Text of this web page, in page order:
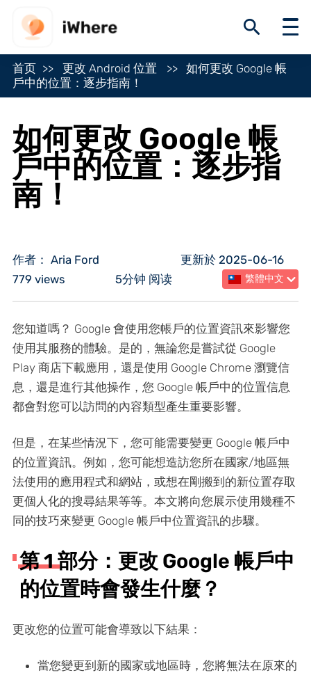
首页 更改 Android 位置
如何更改 Google 帳
戶中的位置：逐步指南！
如何更改 Google 帳
戶中的位置：逐步指
南！
作者： Aria Ford
更新於 2025-06-16
779 views
5分钟 阅读 繁體中文
您知道嗎？ Google 會使用您帳戶的位置資訊來影響您
使用其服務的體驗。是的，無論您是嘗試從 Google
Play 商店下載應用，還是使用 Google Chrome 瀏覽信
息，還是進行其他操作，您 Google 帳戶中的位置信息
都會對您可以訪問的內容類型產生重要影響。
但是，在某些情況下，您可能需要變更 Google 帳戶中
的位置資訊。例如，您可能想造訪您所在國家/地區無
法使用的應用程式和網站，或想在剛搬到的新位置存取
更個人化的搜尋結果等等。本文將向您展示使用幾種不
同的技巧來變更 Google 帳戶中位置資訊的步驟。
第 1 部分：更改 Google 帳戶中
的位置時會發生什麼？
更改您的位置可能會導致以下結果：
當您變更到新的國家或地區時，您將無法在原來的